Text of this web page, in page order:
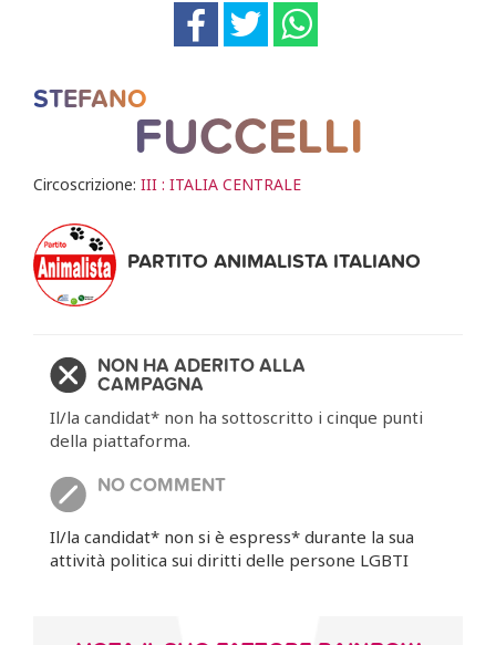
STEFANO
FUCCELLI
Circoscrizione: III : ITALIA CENTRALE
PARTITO ANIMALISTA ITALIANO
NON HA ADERITO ALLA
CAMPAGNA
Il/la candidat* non ha sottoscritto i cinque punti
della piattaforma.
NO COMMENT
Il/la candidat* non si è espress* durante la sua
attività politica sui diritti delle persone LGBTI